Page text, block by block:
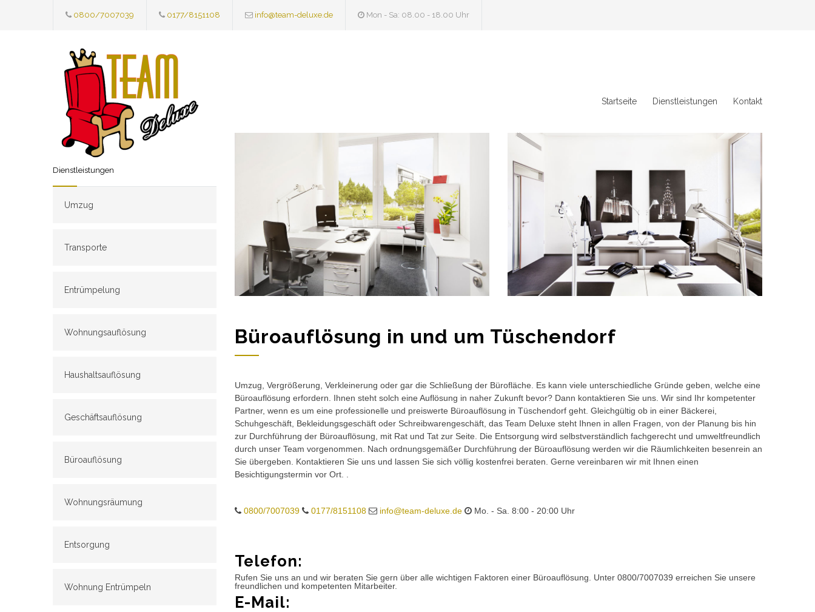
0800/7007039 0177/8151108 info@team-deluxe.de Mon - Sa: 08.00 - 18.00 Uhr
Startseite Dienstleistungen Kontakt
Dienstleistungen
Umzug
Transporte
Entrümpelung
Wohnungsauflösung
Haushaltsauflösung
Geschäftsauflösung
Büroauflösung
Wohnungsräumung
Entsorgung
Wohnung Entrümpeln
Büroauflösung in und um Tüschendorf
Umzug, Vergrößerung, Verkleinerung oder gar die Schließung der Bürofläche. Es kann viele unterschiedliche Gründe geben, welche eine
Büroauflösung erfordern. Ihnen steht solch eine Auflösung in naher Zukunft bevor? Dann kontaktieren Sie uns. Wir sind Ihr kompetenter
Partner, wenn es um eine professionelle und preiswerte Büroauflösung in Tüschendorf geht. Gleichgültig ob in einer Bäckerei,
Schuhgeschäft, Bekleidungsgeschäft oder Schreibwarengeschäft, das Team Deluxe steht Ihnen in allen Fragen, von der Planung bis hin
zur Durchführung der Büroauflösung, mit Rat und Tat zur Seite. Die Entsorgung wird selbstverständlich fachgerecht und umweltfreundlich
durch unser Team vorgenommen. Nach ordnungsgemäßer Durchführung der Büroauflösung werden wir die Räumlichkeiten besenrein an
Sie übergeben. Kontaktieren Sie uns und lassen Sie sich völlig kostenfrei beraten. Gerne vereinbaren wir mit Ihnen einen
Besichtigungstermin vor Ort. .
0800/7007039 0177/8151108 info@team-deluxe.de Mo. - Sa. 8:00 - 20:00 Uhr
Telefon:
Rufen Sie uns an und wir beraten Sie gern über alle wichtigen Faktoren einer Büroauflösung. Unter 0800/7007039 erreichen Sie unsere
freundlichen und kompetenten Mitarbeiter.
E-Mail: